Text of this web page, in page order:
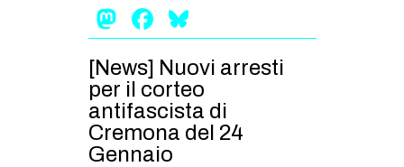
Mastodon
Facebook
[News] Nuovi arresti
per il corteo
antifascista di
Cremona del 24
Gennaio